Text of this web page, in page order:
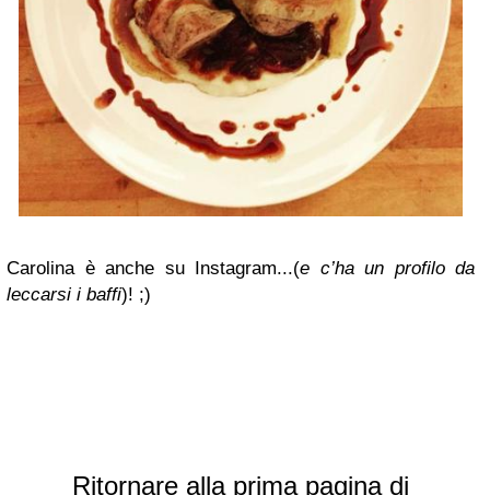
Carolina è anche su Instagram...(e c’ha un profilo da
leccarsi i baffi)! ;)
Ritornare alla prima pagina di